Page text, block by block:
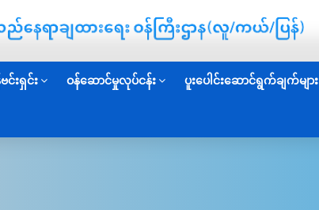
င်းရှင်း ဝန်ဆောင်မှုလုပ်ငန်း ပူးပေါင်းဆောင်ရွက်ချက်များ